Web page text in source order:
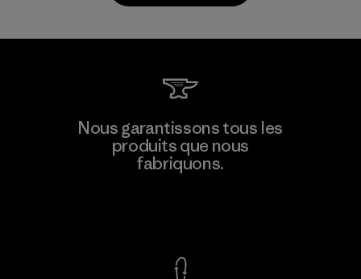
Toray International, Inc.
Material-supplier
Nous garantissons tous les
produits que nous
fabriquons.